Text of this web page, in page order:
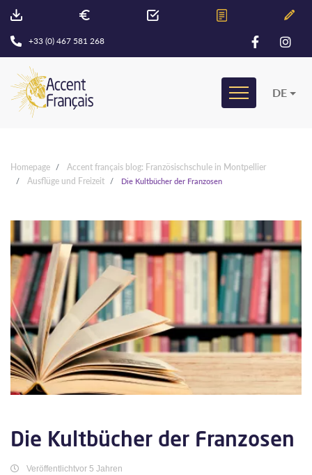
+33 (0) 467 581 268
DE
Homepage
Accent français blog: Französischschule in Montpellier
Ausflüge und Freizeit
Die Kultbücher der Franzosen
Die Kultbücher der Franzosen
Veröffentlichtvor 5 Jahren